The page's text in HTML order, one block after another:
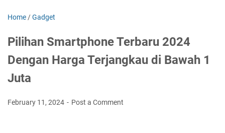
Home /Gadget
Pilihan Smartphone Terbaru 2024
Dengan Harga Terjangkau di Bawah 1
Juta
February 11, 2024 Post a Comment